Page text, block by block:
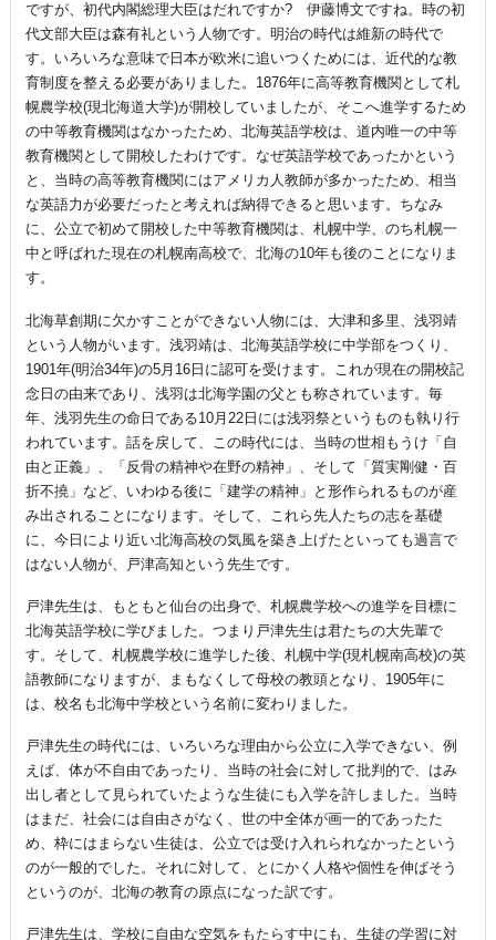
ですが、初代内閣総理大臣はだれですか? 伊藤博文ですね。時の初
代文部大臣は森有礼という人物です。明治の時代は維新の時代で
す。いろいろな意味で日本が欧米に追いつくためには、近代的な教
育制度を整える必要がありました。1876年に高等教育機関として札
幌農学校(現北海道大学)が開校していましたが、そこへ進学するため
の中等教育機関はなかったため、北海英語学校は、道内唯一の中等
教育機関として開校したわけです。なぜ英語学校であったかという
と、当時の高等教育機関にはアメリカ人教師が多かったため、相当
な英語力が必要だったと考えれば納得できると思います。ちなみ
に、公立で初めて開校した中等教育機関は、札幌中学、のち札幌一
中と呼ばれた現在の札幌南高校で、北海の10年も後のことになりま
す。
北海草創期に欠かすことができない人物には、大津和多里、浅羽靖
という人物がいます。浅羽靖は、北海英語学校に中学部をつくり、
1901年(明治34年)の5月16日に認可を受けます。これが現在の開校記
念日の由来であり、浅羽は北海学園の父とも称されています。毎
年、浅羽先生の命日である10月22日には浅羽祭というものも執り行
われています。話を戻して、この時代には、当時の世相もうけ「自
由と正義」、「反骨の精神や在野の精神」、そして「質実剛健・百
折不撓」など、いわゆる後に「建学の精神」と形作られるものが産
み出されることになります。そして、これら先人たちの志を基礎
に、今日により近い北海高校の気風を築き上げたといっても過言で
はない人物が、戸津高知という先生です。
戸津先生は、もともと仙台の出身で、札幌農学校への進学を目標に
北海英語学校に学びました。つまり戸津先生は君たちの大先輩で
す。そして、札幌農学校に進学した後、札幌中学(現札幌南高校)の英
語教師になりますが、まもなくして母校の教頭となり、1905年に
は、校名も北海中学校という名前に変わりました。
戸津先生の時代には、いろいろな理由から公立に入学できない、例
えば、体が不自由であったり、当時の社会に対して批判的で、はみ
出し者として見られていたような生徒にも入学を許しました。当時
はまだ、社会には自由さがなく、世の中全体が画一的であったた
め、枠にはまらない生徒は、公立では受け入れられなかったという
のが一般的でした。それに対して、とにかく人格や個性を伸ばそう
というのが、北海の教育の原点になった訳です。
戸津先生は、学校に自由な空気をもたらす中にも、生徒の学習に対